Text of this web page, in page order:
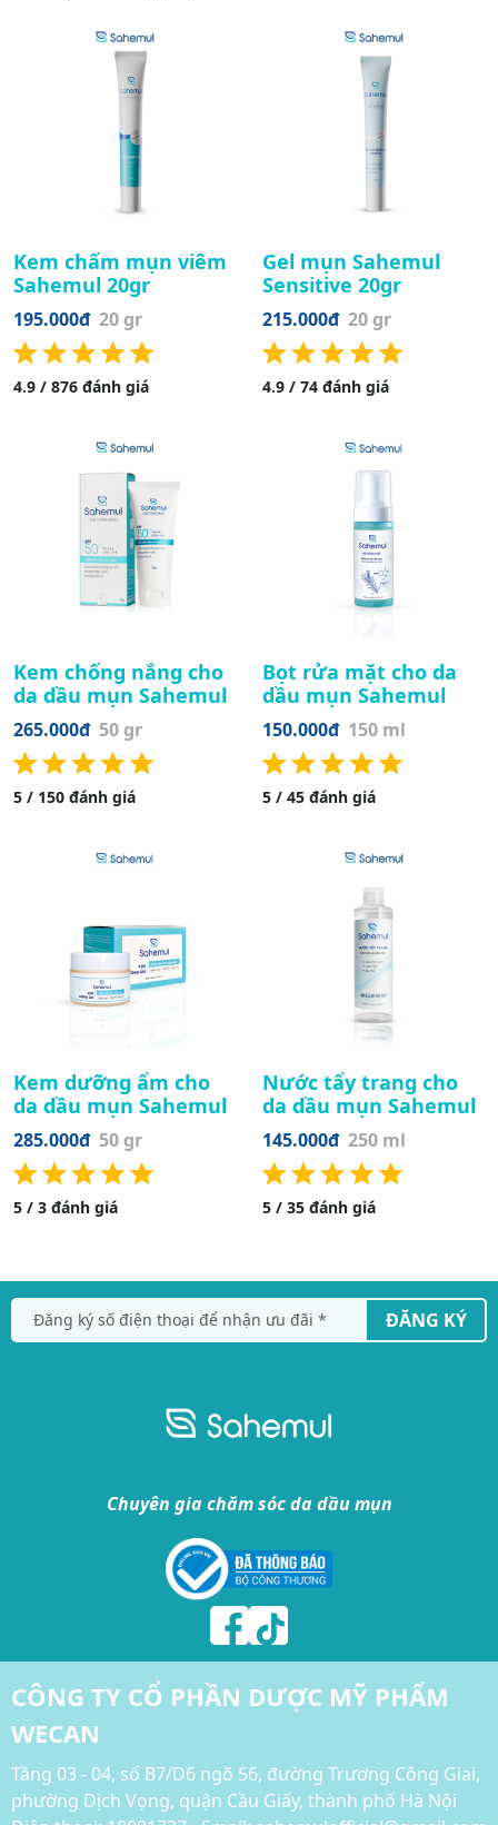
Kem chấm mụn viêm
Sahemul 20gr
195.000đ 20 gr
4.9 / 876 đánh giá
Gel mụn Sahemul
Sensitive 20gr
215.000đ 20 gr
4.9 / 74 đánh giá
Kem chống nắng cho
da dầu mụn Sahemul
265.000đ 50 gr
5 / 150 đánh giá
Bọt rửa mặt cho da
dầu mụn Sahemul
150.000đ 150 ml
5 / 45 đánh giá
Kem dưỡng ẩm cho
da dầu mụn Sahemul
285.000đ 50 gr
5 / 3 đánh giá
Nước tẩy trang cho
da dầu mụn Sahemul
145.000đ 250 ml
5 / 35 đánh giá
ĐĂNG KÝ
Chuyên gia chăm sóc da dầu mụn
CÔNG TY CỔ PHẦN DƯỢC MỸ PHẨM
WECAN
Tầng 03 - 04, số B7/D6 ngõ 56, đường Trương Công Giai,
phường Dịch Vọng, quận Cầu Giấy, thành phố Hà Nội